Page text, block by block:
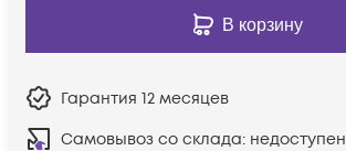
В корзину
Гарантия 12 месяцев
Самовывоз со склада: недоступен